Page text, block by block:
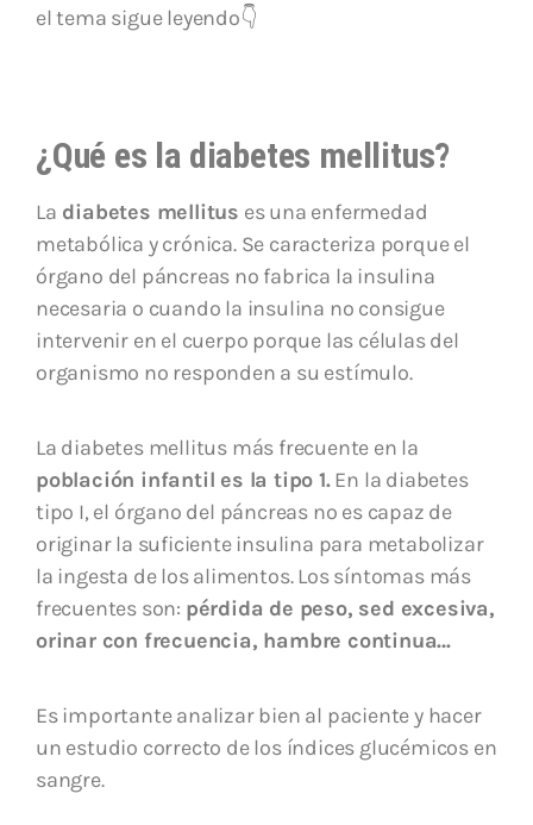
el tema sigue leyendo👇
¿Qué es la diabetes mellitus?
La diabetes mellitus es una enfermedad
metabólica y crónica. Se caracteriza porque el
órgano del páncreas no fabrica la insulina
necesaria o cuando la insulina no consigue
intervenir en el cuerpo porque las células del
organismo no responden a su estímulo.
La diabetes mellitus más frecuente en la
población infantil es la tipo 1.En la diabetes
tipo I, el órgano del páncreas no es capaz de
originar la suficiente insulina para metabolizar
la ingesta de los alimentos. Los síntomas más
frecuentes son: pérdida de peso, sed excesiva,
orinar con frecuencia, hambre continua…
Es importante analizar bien al paciente y hacer
un estudio correcto de los índices glucémicos en
sangre.